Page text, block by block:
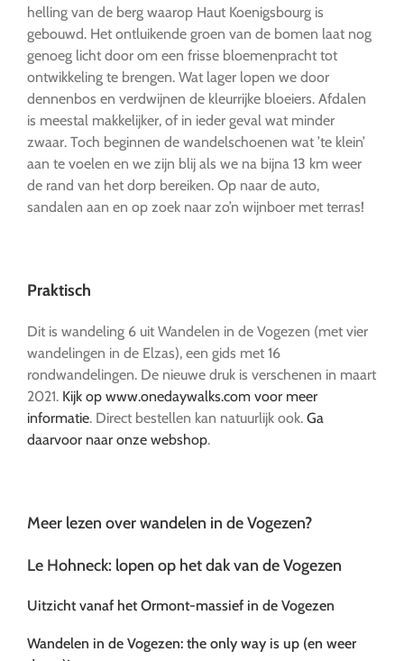
helling van de berg waarop Haut Koenigsbourg is
gebouwd. Het ontluikende groen van de bomen laat nog
genoeg licht door om een frisse bloemenpracht tot
ontwikkeling te brengen. Wat lager lopen we door
dennenbos en verdwijnen de kleurrijke bloeiers. Afdalen
is meestal makkelijker, of in ieder geval wat minder
zwaar. Toch beginnen de wandelschoenen wat ’te klein’
aan te voelen en we zijn blij als we na bijna 13 km weer
de rand van het dorp bereiken. Op naar de auto,
sandalen aan en op zoek naar zo’n wijnboer met terras!
Praktisch
Dit is wandeling 6 uit Wandelen in de Vogezen (met vier
wandelingen in de Elzas), een gids met 16
rondwandelingen. De nieuwe druk is verschenen in maart
2021. Kijk op www.onedaywalks.com voor meer
informatie. Direct bestellen kan natuurlijk ook. Ga
daarvoor naar onze webshop.
Meer lezen over wandelen in de Vogezen?
Le Hohneck: lopen op het dak van de Vogezen
Uitzicht vanaf het Ormont-massief in de Vogezen
Wandelen in de Vogezen: the only way is up (en weer